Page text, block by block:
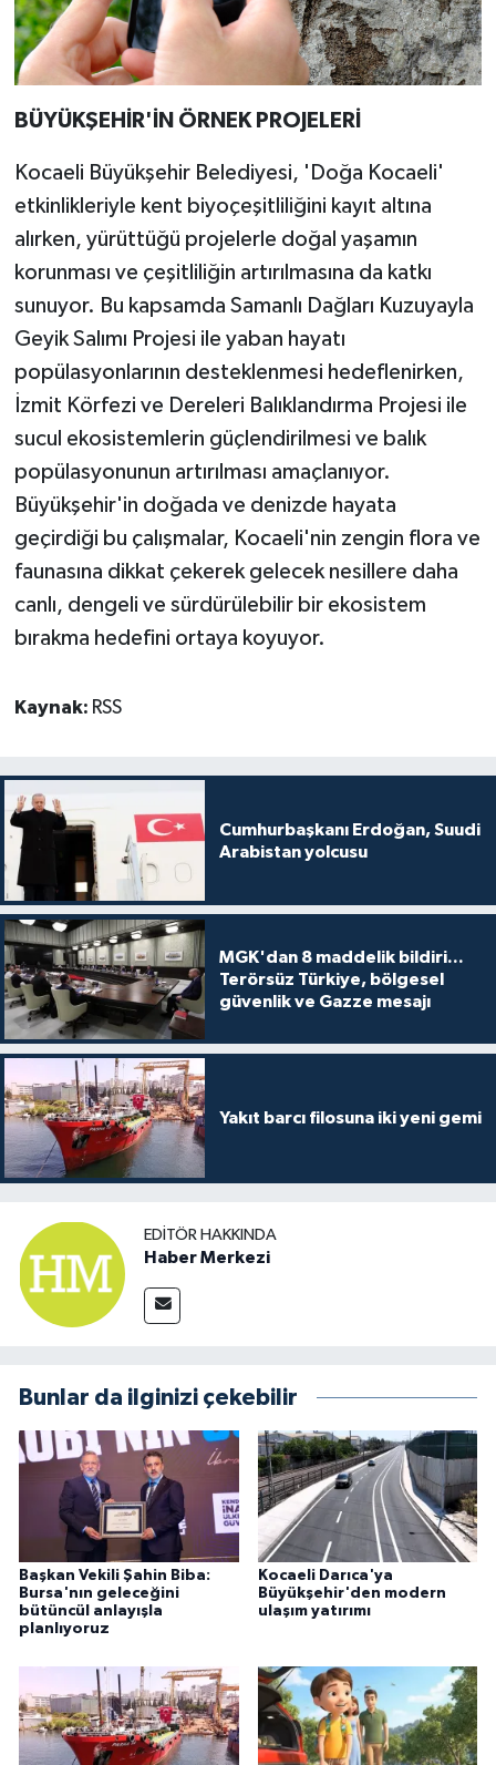
BÜYÜKŞEHİR'İN ÖRNEK PROJELERİ
Kocaeli Büyükşehir Belediyesi, 'Doğa Kocaeli'
etkinlikleriyle kent biyoçeşitliliğini kayıt altına
alırken, yürüttüğü projelerle doğal yaşamın
korunması ve çeşitliliğin artırılmasına da katkı
sunuyor. Bu kapsamda Samanlı Dağları Kuzuyayla
Geyik Salımı Projesi ile yaban hayatı
popülasyonlarının desteklenmesi hedeflenirken,
İzmit Körfezi ve Dereleri Balıklandırma Projesi ile
sucul ekosistemlerin güçlendirilmesi ve balık
popülasyonunun artırılması amaçlanıyor.
Büyükşehir'in doğada ve denizde hayata
geçirdiği bu çalışmalar, Kocaeli'nin zengin flora ve
faunasına dikkat çekerek gelecek nesillere daha
canlı, dengeli ve sürdürülebilir bir ekosistem
bırakma hedefini ortaya koyuyor.
Kaynak: RSS
Cumhurbaşkanı Erdoğan, Suudi
Arabistan yolcusu
MGK'dan 8 maddelik bildiri...
Terörsüz Türkiye, bölgesel
güvenlik ve Gazze mesajı
Yakıt barcı filosuna iki yeni gemi
EDITÖR HAKKINDA
Haber Merkezi
Bunlar da ilginizi çekebilir
Başkan Vekili Şahin Biba:
Bursa'nın geleceğini
bütüncül anlayışla
planlıyoruz
Kocaeli Darıca'ya
Büyükşehir'den modern
ulaşım yatırımı